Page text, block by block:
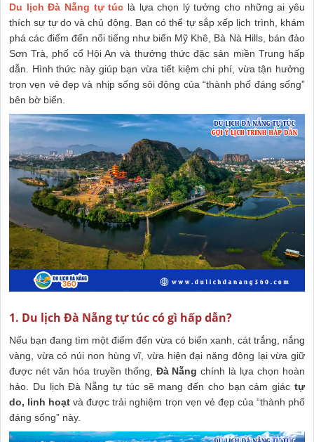
Du lịch Đà Nẵng tự túc là lựa chọn lý tưởng cho những ai yêu
thích sự tự do và chủ động. Bạn có thể tự sắp xếp lịch trình, khám
phá các điểm đến nổi tiếng như biển Mỹ Khê, Bà Nà Hills, bán đảo
Sơn Trà, phố cổ Hội An và thưởng thức đặc sản miền Trung hấp
dẫn. Hình thức này giúp bạn vừa tiết kiệm chi phí, vừa tận hưởng
trọn vẹn vẻ đẹp và nhịp sống sôi động của “thành phố đáng sống”
bên bờ biển.
1. Du lịch Đà Nẵng tự túc có gì hấp dẫn?
Nếu bạn đang tìm một điểm đến vừa có biển xanh, cát trắng, nắng
vàng, vừa có núi non hùng vĩ, vừa hiện đại năng động lại vừa giữ
được nét văn hóa truyền thống, Đà Nẵng chính là lựa chọn hoàn
hảo. Du lịch Đà Nẵng tự túc sẽ mang đến cho bạn cảm giác tự
do, linh hoạt và được trải nghiệm trọn vẹn vẻ đẹp của “thành phố
đáng sống” này.